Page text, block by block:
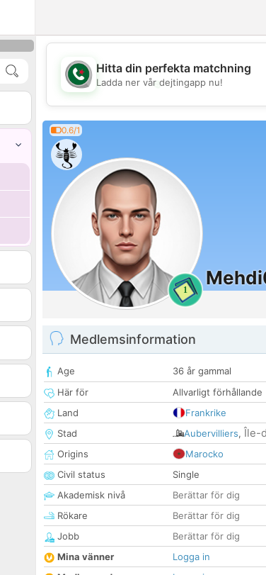
💖
Hitta din perfekta matchning
Ladda ner vår dejtingapp nu!
0.6/1
1
Medlemsinformation
Age
36 år gammal
Här för
Allvarligt förhållande
Land
Frankrike
Stad
Aubervilliers, Île-
Origins
Marocko
Civil status
Single
Akademisk nivå
Berättar för dig
Rökare
Berättar för dig
Jobb
Berättar för dig
Mina vänner
Logga in